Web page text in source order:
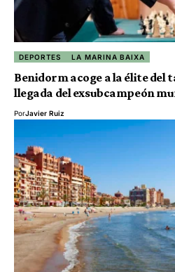
DEPORTES LA MARINA BAIXA
Benidorm acoge a la élite del
llegada del exsubcampeón
PorJavier Ruiz